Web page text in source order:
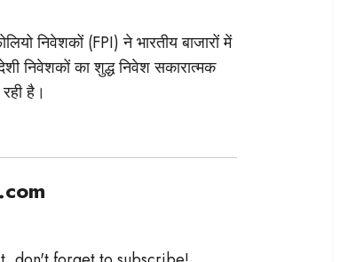
निवेशकों (FPI) ने भारतीय बाजारों में
निवेशकों का शुद्ध निवेश सकारात्मक
है।